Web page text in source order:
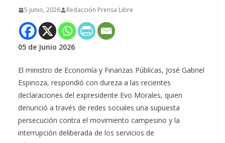
5 junio, 2026 Redacción Prensa Libre
05 de Junio 2026
El ministro de Economía y Finanzas Públicas, José Gabriel
Espinoza, respondió con dureza a las recientes
declaraciones del expresidente Evo Morales, quien
denunció a través de redes sociales una supuesta
persecución contra el movimiento campesino y la
interrupción deliberada de los servicios de